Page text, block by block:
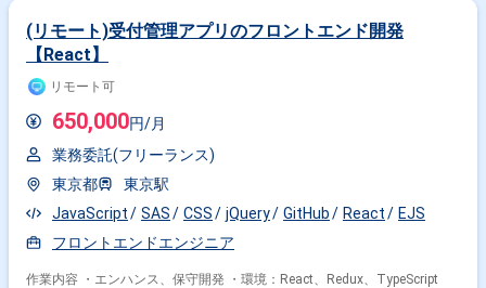
(リモート)受付管理アプリのフロントエンド開発
【React】
リモート可
650,000円/月
業務委託(フリーランス)
東京都
東京駅
JavaScript
SAS CSS jQuery GitHub React
EJS
フロントエンドエンジニア
作業内容 ・エンハンス、保守開発 ・環境：React、Redux、TypeScript